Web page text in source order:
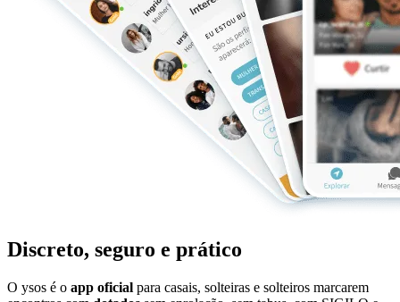
Discreto, seguro e prático
O ysos é o app oficial para casais, solteiras e solteiros marcarem